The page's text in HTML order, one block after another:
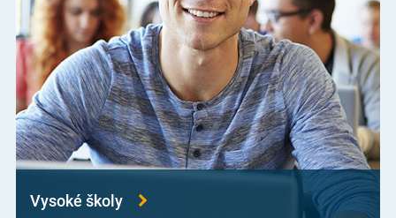
Vysoké školy